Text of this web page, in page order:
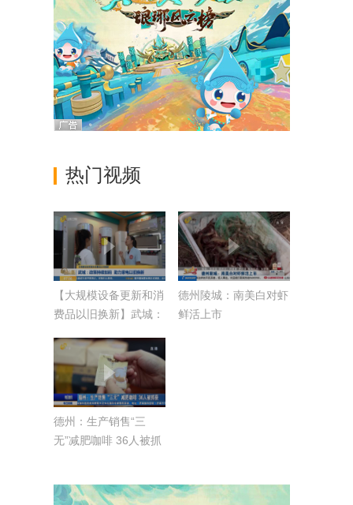
热门视频
【大规模设备更新和消
费品以旧换新】武城：
电以旧换新
德州陵城：南美白对虾
鲜活上市
德州：生产销售“三
无”减肥咖啡 36人被抓